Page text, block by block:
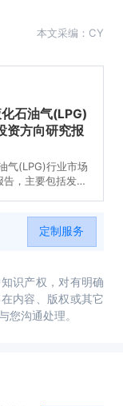
本文采编：CY
石油气(LPG)
资方向研究报
气(LPG)行业市场
告，主要包括发
定制服务
识产权，对有明确
内容、版权或其它
沟通处理。